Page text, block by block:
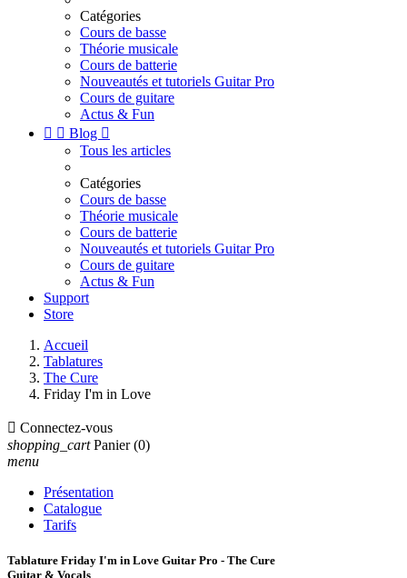
Catégories
Cours de basse
Théorie musicale
Cours de batterie
Nouveautés et tutoriels Guitar Pro
Cours de guitare
Actus & Fun
  Blog 
Tous les articles
Catégories
Cours de basse
Théorie musicale
Cours de batterie
Nouveautés et tutoriels Guitar Pro
Cours de guitare
Actus & Fun
Support
Store
Accueil
Tablatures
The Cure
Friday I'm in Love
 Connectez-vous
shopping_cart Panier (0)
menu
Présentation
Catalogue
Tarifs
Tablature Friday I'm in Love Guitar Pro - The Cure
Guitar & Vocals